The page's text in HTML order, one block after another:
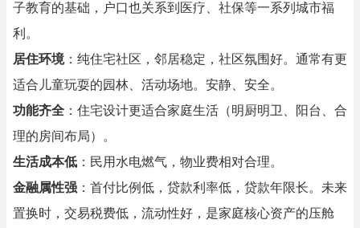
子教育的基础，户口也关系到医疗、社保等一系列城市福
利。
居住环境：纯住宅社区，邻居稳定，社区氛围好。通常有更
适合儿童玩耍的园林、活动场地。安静、安全。
功能齐全 ：住宅设计更适合家庭生活（明厨明卫、阳台、合
理的房间布局）。
生活成本低 ：民用水电燃气，物业费相对合理。
金融属性强 ：首付比例低，贷款利率低，贷款年限长。未来
置换时，交易税费低，流动性好，是家庭核心资产的压舱